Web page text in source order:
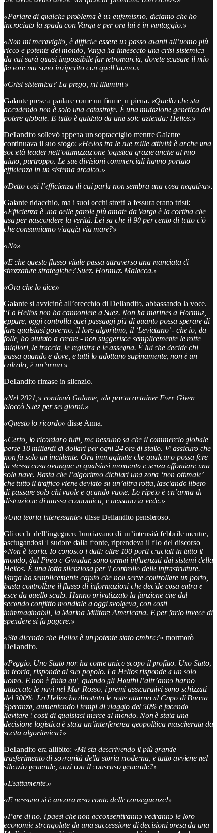
«Parlare di qualche problema è un eufemismo, diciamo che ho
incrociato la spada con Varga e per ora lui è in vantaggio.»
«Non mi meraviglio, è difficile essere un passo avanti all’uomo più
ricco e potente del mondo, Varga ha innescato una crisi sistemica
da cui sarà quasi impossibile far retromarcia, dovete scusare il mio
fervore ma sono inviperito con quell’uomo.»
«Crisi sistemica? La prego, mi illumini.»
Galante prese a parlare come un fiume in piena. «Quello che sta
accadendo non è solo una catastrofe. È una mutazione genetica del
potere globale. E tutto è guidato da una sola azienda: Helios.»
Dellandito sollevò appena un sopracciglio mentre Galante
continuava il suo sfogo: «Helios tra le sue mille attività è anche una
società leader nell’ottimizzazione logistica grazie anche al mio
aiuto, purtroppo. Le sue divisioni commerciali hanno portato
efficienza in un sistema arcaico.»
«Detto così l’efficienza di cui parla non sembra una cosa negativa».
Galante ridacchiò, ma i suoi occhi stretti a fessura erano tristi:
«Efficienza è una delle parole più amate da Varga è la cortina che
usa per nascondere la verità. Lei sa che il 90 per cento di tutto ciò
che consumiamo viaggia via mare?»
«No»
«E che questo flusso vitale passa attraverso una manciata di
strozzature strategiche? Suez. Hormuz. Malacca.»
«Ora che lo dice»
Galante si avvicinò all’orecchio di Dellandito, abbassando la voce.
“La Helios non ha cannoniere a Suez. Non ha marines a Hormuz,
eppure, oggi controlla quei passaggi più di quanto possa sperare di
fare qualsiasi governo. Il loro algoritmo, il ‘Leviatano’ - che io, da
folle, ho aiutato a creare - non suggerisce semplicemente le rotte
migliori, le traccia, le registra e le assegna. È lui che decide chi
passa quando e dove, e tutti lo adottano supinamente, non è un
calcolo, è un’arma.»
Dellandito rimase in silenzio.
«Nel 2021,» continuò Galante, «la portacontainer Ever Given
bloccò Suez per sei giorni.»
«Questo lo ricordo» disse Anna.
«Certo, lo ricordano tutti, ma nessuno sa che il commercio globale
perse 10 miliardi di dollari per ogni 24 ore di stallo. Vi assicuro che
non fu solo un incidente. Ora immaginate che qualcuno possa fare
la stessa cosa ovunque in qualsiasi momento e senza affondare una
sola nave. Basta che l’algoritmo dichiari una zona ‘non ottimale’
che tutto il traffico viene deviato su un’altra rotta, lasciando libero
di passare solo chi vuole e quando vuole. Lo ripeto è un’arma di
distruzione di massa economica, e nessuno la vede.»
«Una teoria interessante» disse Dellandito pensieroso.
Gli occhi dell’ingegnere bruciavano di un’intensità febbrile mentre,
asciugandosi il sudore dalla fronte, riprendeva il filo del discorso
«Non è teoria. Io conosco i dati: oltre 100 porti cruciali in tutto il
mondo, dal Pireo a Gwadar, sono ormai influenzati dai sistemi della
Helios. È una lotta silenziosa per il controllo delle infrastrutture.
Varga ha semplicemente capito che non serve controllare un porto,
basta controllare il flusso di informazioni che decide cosa entra e
esce da quello scalo. Hanno privatizzato la funzione che dal
secondo conflitto mondiale a oggi svolgeva, con costi
inimmaginabili, la Marina Militare Americana. E per farlo invece di
spendere si fa pagare.»
«Sta dicendo che Helios è un potente stato ombra?» mormorò
Dellandito.
«Peggio. Uno Stato non ha come unico scopo il profitto. Uno Stato,
in teoria, risponde al suo popolo. La Helios risponde a un solo
uomo. E non è finita qui, quando gli Houthi l’altr’anno hanno
attaccato le navi nel Mar Rosso, i premi assicurativi sono schizzati
del 300%. La Helios ha dirottato le rotte attorno al Capo di Buona
Speranza, aumentando i tempi di viaggio del 50% e facendo
lievitare i costi di qualsiasi merce al mondo. Non è stata una
decisione logistica è stata un’interferenza geopolitica mascherata da
scelta algoritmica?»
Dellandito era allibito: «Mi sta descrivendo il più grande
trasferimento di sovranità della storia moderna, e tutto avviene nel
silenzio generale, anzi con il consenso generale?»
«Esattamente.»
«E nessuno si è ancora reso conto delle conseguenze!»
«Pare di no, i paesi che non acconsentiranno vedranno le loro
economie strangolate da una successione di decisioni presa da una